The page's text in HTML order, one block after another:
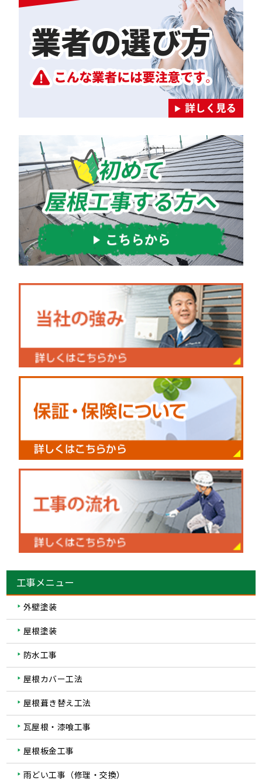
工事メニュー
外壁塗装
屋根塗装
防水工事
屋根カバー工法
屋根葺き替え工法
瓦屋根・漆喰工事
屋根板金工事
雨どい工事（修理・交換）